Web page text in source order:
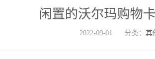
闲置的沃尔玛购物
2022-09-01 分类： 其